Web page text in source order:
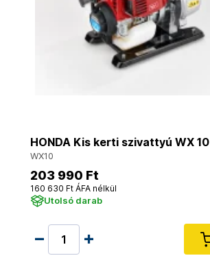
HONDA Kis kerti szivattyú WX 10
WX10
203 990 Ft
160 630 Ft ÁFA nélkül
Utolsó darab